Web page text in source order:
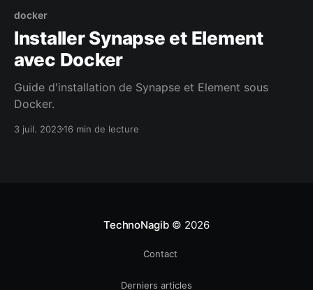
docker
Installer Synapse et Element
avec Docker
Guide d'installation de Synapse et Element sous
Docker.
3 juil. 202316 min de lecture
TechnoNagib© 2026
Contact
Derniers articles